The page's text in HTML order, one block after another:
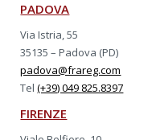
PADOVA
Via Istria, 55
35135 – Padova (PD)
padova@frareg.com
Tel(+39) 049 825.8397
FIRENZE